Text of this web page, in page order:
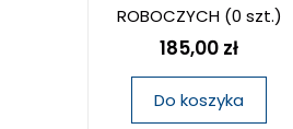
ROBOCZYCH(0 szt.)
185,00 zł
Do koszyka